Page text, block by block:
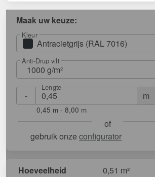
Maak uw keuze:
Kleur
Antracietgrijs (RAL 7016)
Anti-Drup vilt
1000 g/m²
- m
Lengte
0,45 m - 8,00 m
of
gebruik onze configurator
Hoeveelheid
0,51 m²